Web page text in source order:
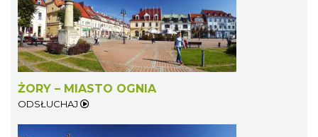
ŻORY – MIASTO OGNIA
ODSŁUCHAJ